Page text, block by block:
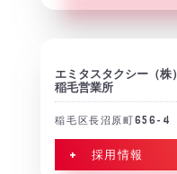
エミタスタクシー（株）
稲毛営業所
稲毛区長沼原町656-4
+ 採用情報